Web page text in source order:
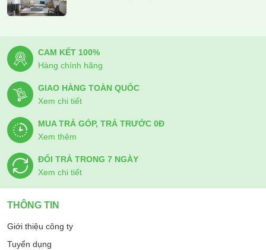
CAM KẾT 100%
Hàng chính hãng
GIAO HÀNG TOÀN QUỐC
Xem chi tiết
MUA TRẢ GÓP, TRẢ TRƯỚC 0Đ
Xem thêm
ĐỔI TRẢ TRONG 7 NGÀY
Xem chi tiết
THÔNG TIN
Giới thiệu công ty
Tuyển dụng